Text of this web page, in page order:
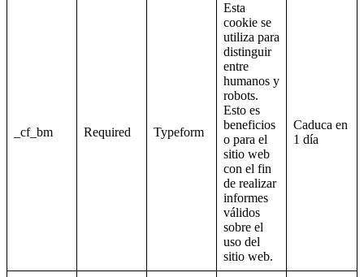
_cf_bm Required Typeform
Esta
cookie se
utiliza para
distinguir
entre
humanos y
robots.
Esto es
beneficios
o para el
sitio web
con el fin
de realizar
informes
válidos
sobre el
uso del
sitio web.
Caduca en
1 día